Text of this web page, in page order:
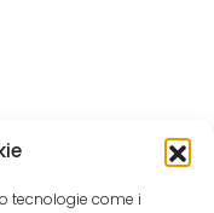
tecnologie come i